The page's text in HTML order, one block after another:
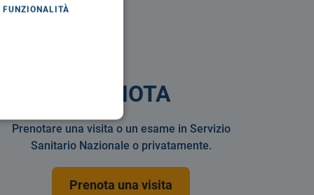
PRENOTA
Prenotare una visita o un esame in Servizio
Sanitario Nazionale o privatamente.
Prenota una visita
FUNZIONALITÀ